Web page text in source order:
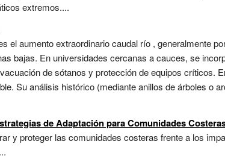
extremos....
el aumento extraordinario caudal río , generalmente
bajas. En universidades cercanas a cauces, se
de sótanos y protección de equipos críticos.
Su análisis histórico (mediante anillos de árboles o
de Adaptación para Comunidades
y proteger las comunidades costeras frente a los